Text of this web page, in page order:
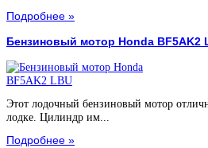
Подробнее »
Бензиновый мотор Honda BF5AK2
Этот лодочный бензиновый мотор
лодке. Цилиндр им...
Подробнее »